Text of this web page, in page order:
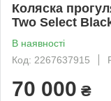
Коляска
Two Select
В наявності
Код: 2267637915
70 000 ₴